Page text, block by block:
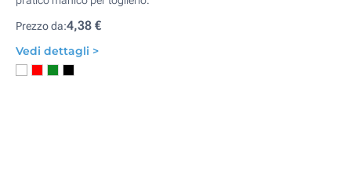
Prezzo da:4,38 €
Vedi dettagli >